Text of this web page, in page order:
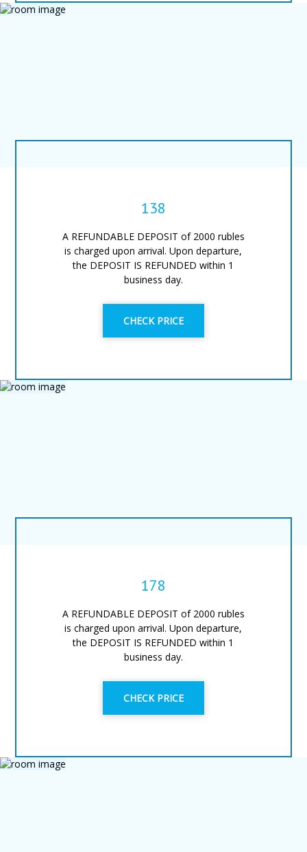
138
A REFUNDABLE DEPOSIT of 2000 rubles
is charged upon arrival. Upon departure,
the DEPOSIT IS REFUNDED within 1
business day.
CHECK PRICE
178
A REFUNDABLE DEPOSIT of 2000 rubles
is charged upon arrival. Upon departure,
the DEPOSIT IS REFUNDED within 1
business day.
CHECK PRICE